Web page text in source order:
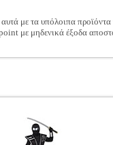
με τα υπόλοιπα
με μηδενικά έξοδα